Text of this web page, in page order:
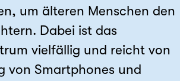
um älteren Menschen den
Dabei ist das
vielfällig und reicht von
von Smartphones und